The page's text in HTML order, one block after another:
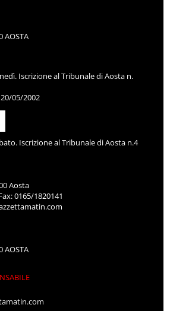
AOSTA
Iscrizione al Tribunale di Aosta n.
05/2002
Iscrizione al Tribunale di Aosta n.4
Aosta
0165/1820141
AOSTA